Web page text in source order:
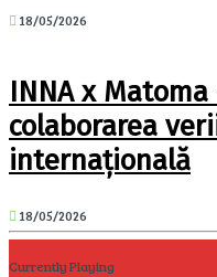
18/05/2026
INNA x Matoma
colaborarea
internațională
18/05/2026
Currently Playing